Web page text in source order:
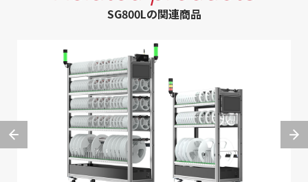
SG800Lの関連商品